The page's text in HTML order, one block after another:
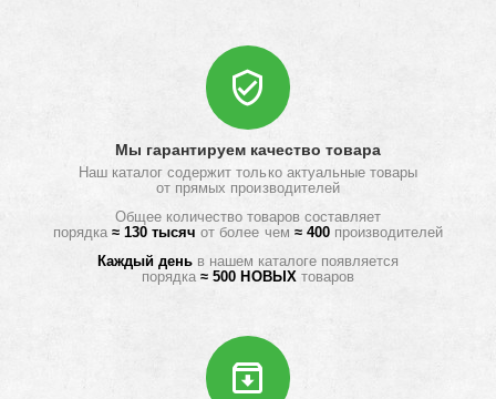
Мы гарантируем качество товара
Наш каталог содержит только актуальные товары
от прямых производителей
Общее количество товаров составляет
порядка≈ 130 тысяч от более чем ≈ 400 производителей
Каждый деньв нашем каталоге появляется
порядка≈ 500 НОВЫХ товаров